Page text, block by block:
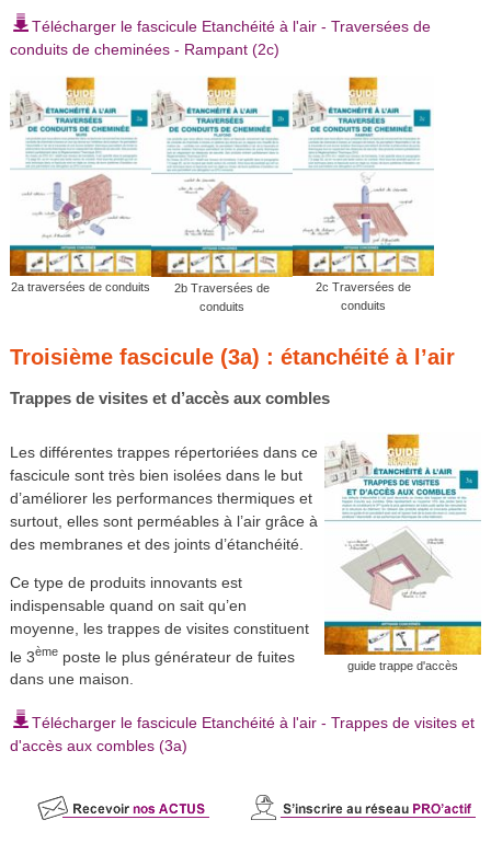
Télécharger le fascicule Etanchéité à l'air - Traversées de
conduits de cheminées - Rampant (2c)
2a traversées de conduits
2b Traversées de
conduits
2c Traversées de
conduits
Troisième fascicule (3a) : étanchéité à l’air
Trappes de visites et d’accès aux combles
guide trappe d'accès
Les différentes trappes répertoriées dans ce
fascicule sont très bien isolées dans le but
d’améliorer les performances thermiques et
surtout, elles sont perméables à l’air grâce à
des membranes et des joints d’étanchéité.
Ce type de produits innovants est
indispensable quand on sait qu’en
moyenne, les trappes de visites constituent
le 3èmeposte le plus générateur de fuites
dans une maison.
Télécharger le fascicule Etanchéité à l'air - Trappes de visites et
d'accès aux combles (3a)